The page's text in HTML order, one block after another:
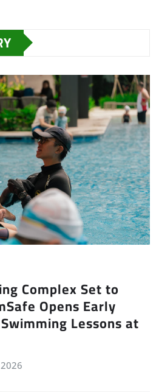
Complex Set to
Opens Early
Lessons at